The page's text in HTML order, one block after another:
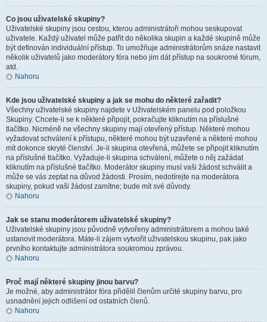
Co jsou uživatelské skupiny?
Uživatelské skupiny jsou cestou, kterou administrátoři mohou seskupovat
uživatele. Každý uživatel může patřit do několika skupin a každé skupině může
být definován individuální přístup. To umožňuje administrátorům snáze nastavit
několik uživatelů jako moderátory fóra nebo jim dát přístup na soukromé fórum,
atd.
Nahoru
Kde jsou uživatelské skupiny a jak se mohu do některé zařadit?
Všechny uživatelské skupiny najdete v Uživatelském panelu pod položkou
Skupiny. Chcete-li se k některé připojit, pokračujte kliknutím na příslušné
tlačítko. Nicméně ne všechny skupiny mají otevřený přístup. Některé mohou
vyžadovat schválení k přístupu, některé mohou být uzavřené a některé mohou
mít dokonce skryté členství. Je-li skupina otevřená, můžete se připojit kliknutím
na příslušné tlačítko. Vyžaduje-li skupina schválení, můžete o něj zažádat
kliknutím na příslušné tlačítko. Moderátor skupiny musí vaši žádost schválit a
může se vás zeptat na důvod žádosti. Prosím, nedotírejte na moderátora
skupiny, pokud vaši žádost zamítne; bude mít své důvody.
Nahoru
Jak se stanu moderátorem uživatelské skupiny?
Uživatelské skupiny jsou původně vytvořeny administrátorem a mohou také
ustanovit moderátora. Máte-li zájem vytvořit uživatelskou skupinu, pak jako
prvního kontaktujte administrátora soukromou zprávou.
Nahoru
Proč mají některé skupiny jinou barvu?
Je možné, aby administrátor fóra přidělil členům určité skupiny barvu, pro
usnadnění jejich odlišení od ostatních členů.
Nahoru